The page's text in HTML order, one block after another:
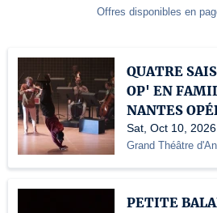
Offres disponibles en
QUATRE
OP' EN
NANTES
Sat, Oct 10,
Grand Théâtre
PETITE